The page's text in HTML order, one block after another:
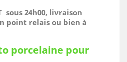
sous 24h00, livraison
point relais ou bien à
porcelaine pour